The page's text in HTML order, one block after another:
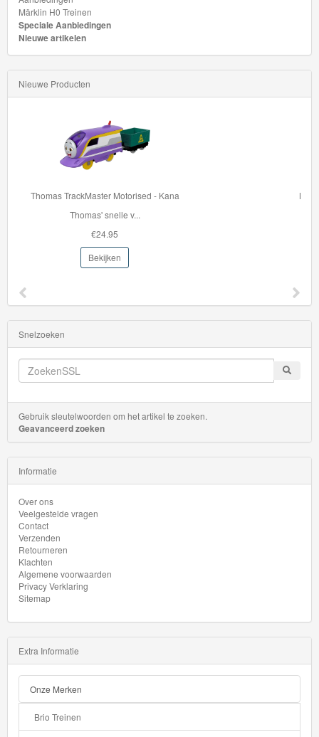
Märklin H0 Treinen
Speciale Aanbiedingen
Nieuwe artikelen
Nieuwe Producten
BJT263 Bigjigstrein tunnel -Mountain Rescue
Deze houten Mountain...
Snelzoeken
Gebruik sleutelwoorden om het artikel te zoeken.
Geavanceerd zoeken
Informatie
Over ons
Veelgestelde vragen
Contact
Verzenden
Retourneren
Klachten
Algemene voorwaarden
Privacy Verklaring
Sitemap
Extra Informatie
Onze Merken
Brio Treinen